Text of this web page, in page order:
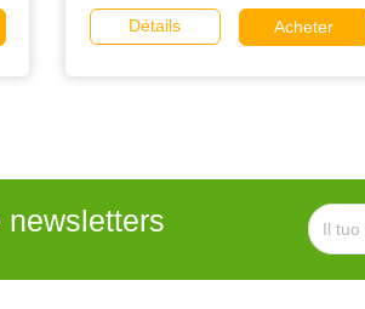
Détails Acheter